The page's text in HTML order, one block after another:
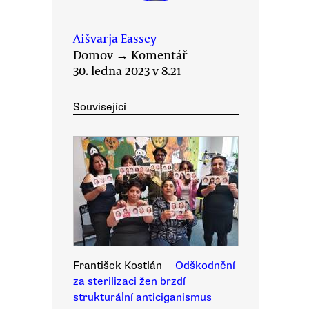
Aišvarja Eassey
Domov → Komentář
30. ledna 2023 v 8.21
Související
František Kostlán
Odškodnění
za sterilizaci žen brzdí
strukturální anticiganismus